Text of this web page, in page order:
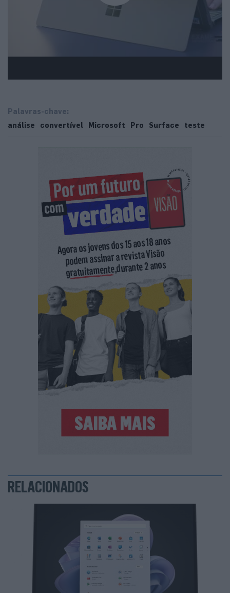
Palavras-chave:
análise
convertível Microsoft Pro Surface teste
RELACIONADOS